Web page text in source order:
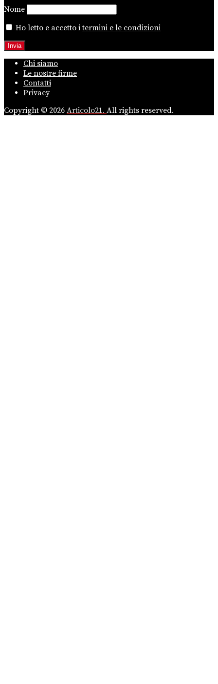
Nome
Ho letto e accetto itermini e le condizioni
Chi siamo
Le nostre firme
Contatti
Privacy
Copyright © 2026 Articolo21. All rights reserved.